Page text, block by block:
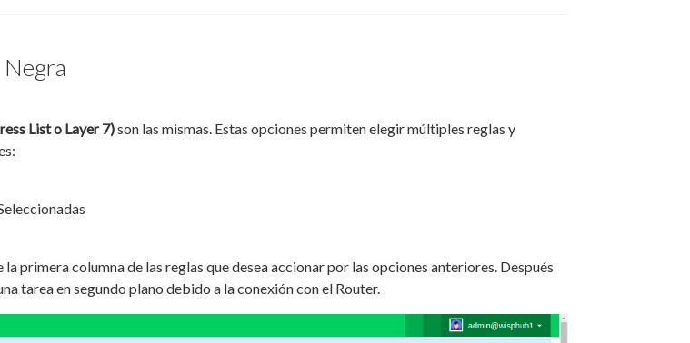
List o Layer 7)son las mismas. Estas opciones permiten elegir múltiples reglas y
primera columna de las reglas que desea accionar por las opciones anteriores. Después
tarea en segundo plano debido a la conexión con el Router.